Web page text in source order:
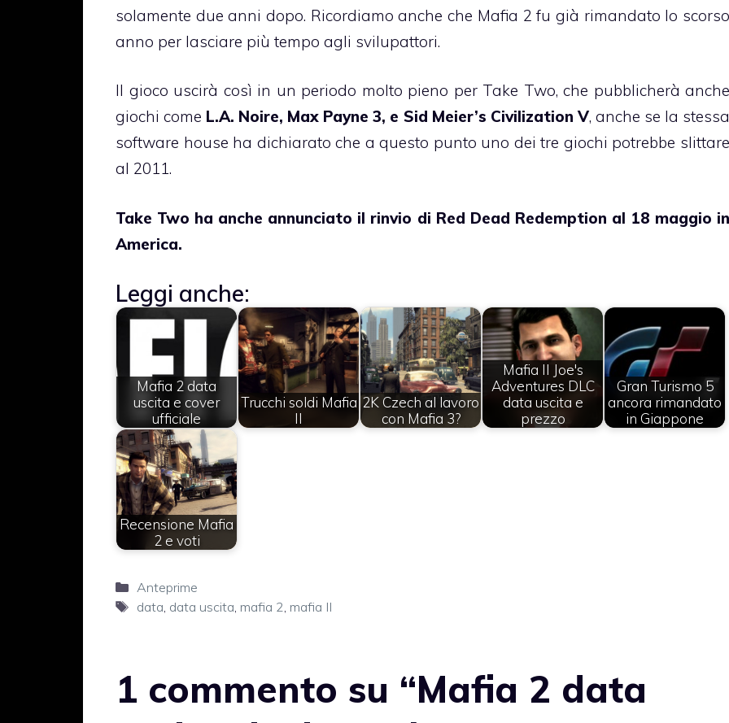
solamente due anni dopo. Ricordiamo anche che Mafia 2 fu già rimandato lo scorso
anno per lasciare più tempo agli svilupattori.
Il gioco uscirà così in un periodo molto pieno per Take Two, che pubblicherà anche
giochi come L.A. Noire, Max Payne 3, e Sid Meier’s Civilization V, anche se la
software house ha dichiarato che a questo punto uno dei tre giochi potrebbe slittare
al 2011.
Take Two ha anche annunciato il rinvio di Red Dead Redemption al 18 maggio in
America.
Leggi anche:
Mafia 2 data
uscita e cover
ufficiale
Trucchi soldi Mafia
II
2K Czech al lavoro
con Mafia 3?
Mafia II Joe's
Adventures DLC
data uscita e
prezzo
Gran Turismo 5
ancora rimandato
in Giappone
Recensione Mafia
2 e voti
Categorie
Anteprime
Tag
data data uscita mafia 2 mafia II
1 commento su “Mafia 2 data